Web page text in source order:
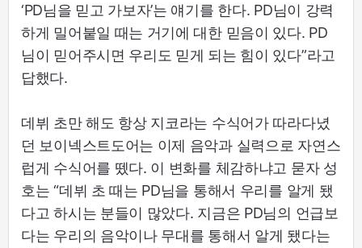
‘PD님을 믿고 가보자’는 얘기를 한다. PD님이 강력
하게 밀어붙일 때는 거기에 대한 믿음이 있다. PD
님이 믿어주시면 우리도 믿게 되는 힘이 있다”라고
답했다.
데뷔 초만 해도 항상 지코라는 수식어가 따라다녔
던 보이넥스트도어는 이제 음악과 실력으로 자연스
럽게 수식어를 뗐다. 이 변화를 체감하냐고 묻자 성
호는 “데뷔 초 때는 PD님을 통해서 우리를 알게 됐
다고 하시는 분들이 많았다. 지금은 PD님의 언급보
다는 우리의 음악이나 무대를 통해서 알게 됐다는